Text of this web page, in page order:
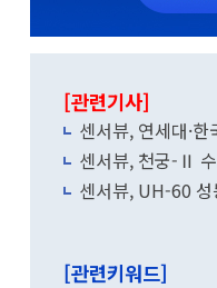
[관련기사]
센서뷰, 연세대·
센서뷰, 천궁-Ⅱ
센서뷰, UH-60
[관련키워드]